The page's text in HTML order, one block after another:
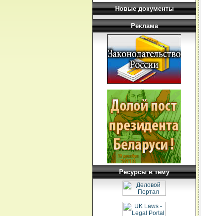
Новые документы
Реклама
Ресурсы в тему